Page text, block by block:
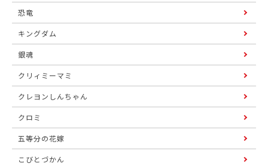
恐竜
キングダム
銀魂
クリィミーマミ
クレヨンしんちゃん
クロミ
五等分の花嫁
こびとづかん